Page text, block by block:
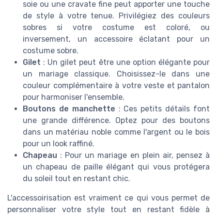
soie ou une cravate fine peut apporter une touche
de style à votre tenue. Privilégiez des couleurs
sobres si votre costume est coloré, ou
inversement, un accessoire éclatant pour un
costume sobre.
Gilet : Un gilet peut être une option élégante pour
un mariage classique. Choisissez-le dans une
couleur complémentaire à votre veste et pantalon
pour harmoniser l'ensemble.
Boutons de manchette : Ces petits détails font
une grande différence. Optez pour des boutons
dans un matériau noble comme l'argent ou le bois
pour un look raffiné.
Chapeau : Pour un mariage en plein air, pensez à
un chapeau de paille élégant qui vous protégera
du soleil tout en restant chic.
L'accessoirisation est vraiment ce qui vous permet de
personnaliser votre style tout en restant fidèle à